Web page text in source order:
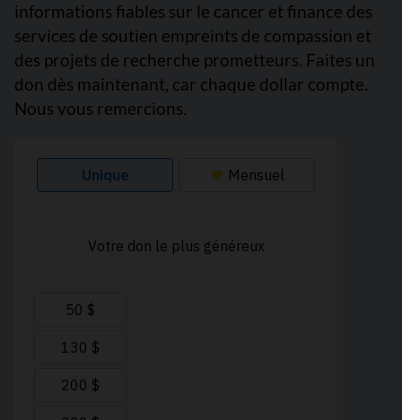
informations fiables sur le cancer et finance des
services de soutien empreints de compassion et
des projets de recherche prometteurs. Faites un
don dès maintenant, car chaque dollar compte.
Nous vous remercions.